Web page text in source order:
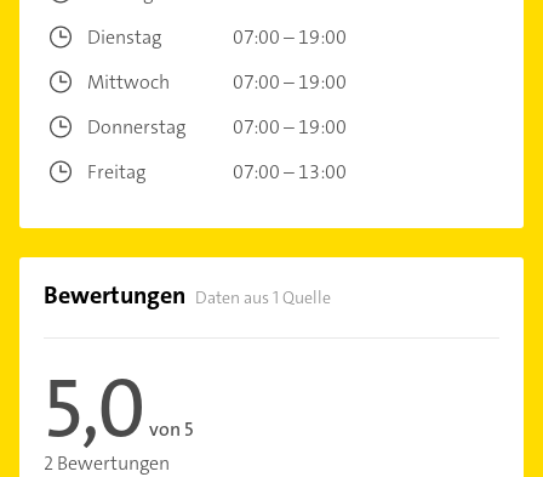
Dienstag
07:00 – 19:00
Mittwoch
07:00 – 19:00
Donnerstag
07:00 – 19:00
Freitag
07:00 – 13:00
Bewertungen Daten aus 1 Quelle
5,0 von 5
2 Bewertungen